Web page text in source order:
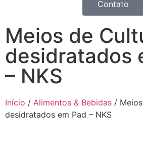
Contato
Meios de
desidratados
– NKS
Início / Alimentos & Bebidas /
desidratados em Pad – NKS